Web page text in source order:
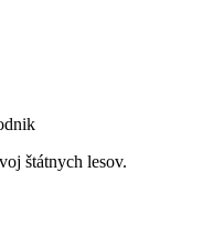
štátnych lesov.